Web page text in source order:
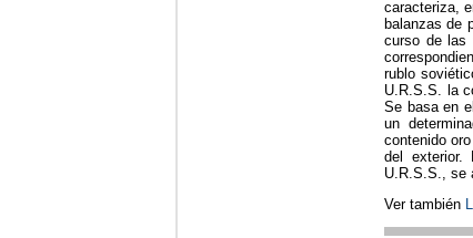
caracteriza,
balanzas de
curso de las
rublo
U.R.S.S. la
Se basa en
un
contenido
del
U.R.S.S., se
Ver también